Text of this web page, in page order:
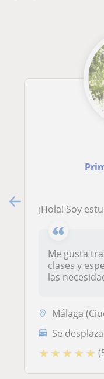
¡Hola! Soy estudiante de Educación
Me gusta
clases y
las
Málaga
Se
★ ★ ★ ★ ★